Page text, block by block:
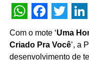
WhatsApp
Com o mote ‘Uma
Criado Pra Você’, a
desenvolvimento de